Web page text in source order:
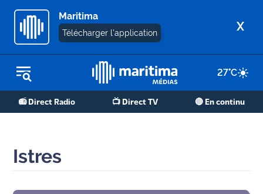
Maritima
Télécharger l'application X
27°C
📻 Direct Radio 📺 Direct TV 🔴 En continu
REPLAY RADIO
REPLAY TV
Martigues
de Berre
Istres